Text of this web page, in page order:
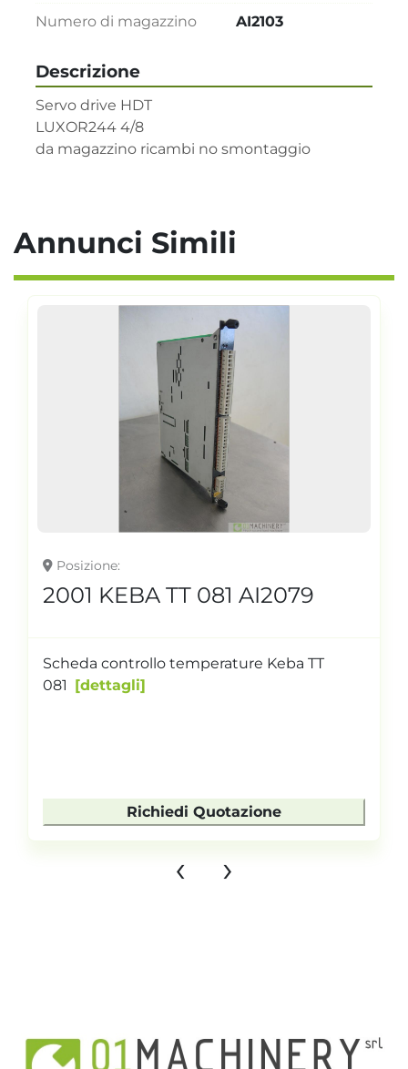
Descrizione
Servo drive HDT
LUXOR244 4/8
da magazzino ricambi no smontaggio
Numero di magazzino AI2103
Annunci Simili
Posizione
2001 KEBA TT 081 AI2079
Scheda controllo temperature Keba TT
081
dettagli
Richiedi Quotazione
‹ ›